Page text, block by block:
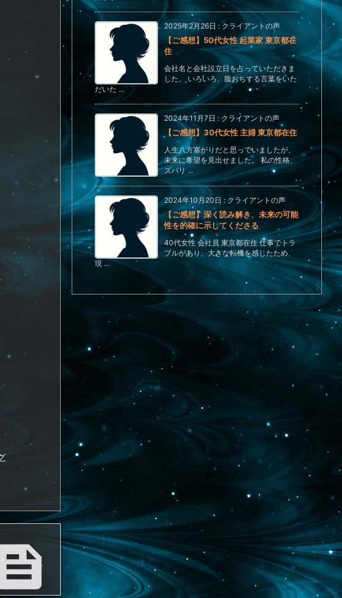
2025年2月26日 : クライアントの声
【ご感想】50代女性 起業家 東京都在
住
会社名と会社設立日を占っていただきま
した。 いろいろ、腹おちする言葉をいた
だいた ...
2024年11月7日 : クライアントの声
【ご感想】30代女性 主婦 東京都在住
人生八方塞がりだと思っていましたが、
未来に希望を見出せました。 私の性格、
ズバリ ...
2024年10月20日 : クライアントの声
【ご感想】深く読み解き、未来の可能
性を的確に示してくださる
40代女性 会社員 東京都在住 仕事でトラ
ブルがあり、大きな転機を感じたため、
現 ...